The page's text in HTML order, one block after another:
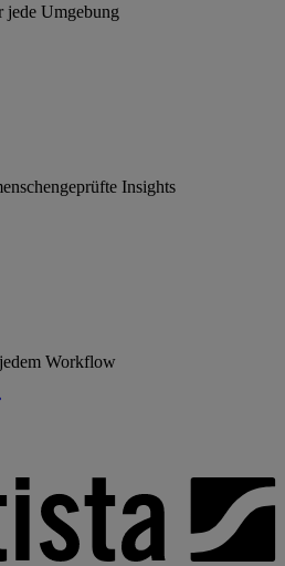
jede Umgebung
Insights
Workflow